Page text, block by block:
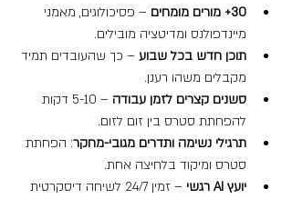
30+ מורים מומחים
– פסיכולוגים, מאמני
מיינדפולנס ומדיטציה מובילים.
תוכן חדש בכל שבוע – כך שהעובדים תמיד
מקבלים משהו רענן.
סשנים קצרים לזמן עבודה
– 5-10 דקות
להפחתת סטרס בין זום לזום.
תרגילי נשימה ותדרים מגובי-מחקר: הפחתת
סטרס ומיקוד בלחיצה אחת.
יועץ AI רגשי
– זמין 24/7 לשיחה דיסקרטית